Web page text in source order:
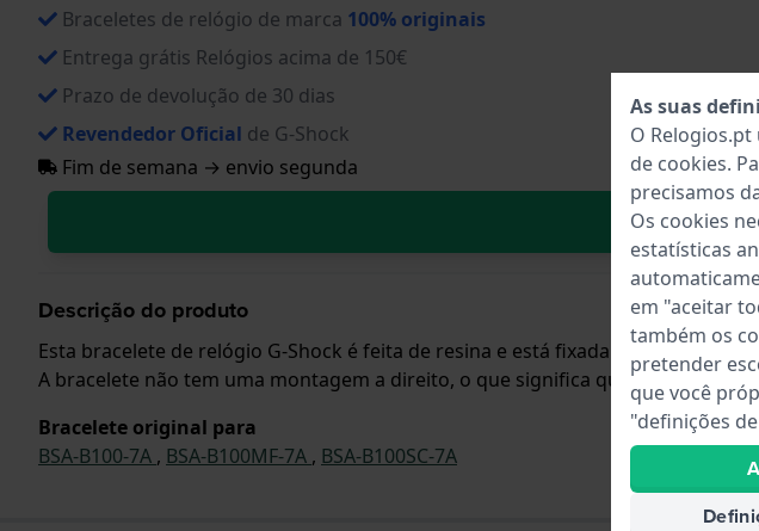
Braceletes de relógio de marca 100% originais
Entrega grátis Relógios acima de 150€
Prazo de devolução de 30 dias
Revendedor Oficial de G-Shock
Fim de semana → envio segunda
Descrição do produto
Esta bracelete de relógio G-Shock é feita de resina e está fixada ao relógio
A bracelete não tem uma montagem a direito, o que significa que esta
Bracelete original para
BSA-B100-7A , BSA-B100MF-7A , BSA-B100SC-7A
As suas
O
de cookies.
precisamos
Os cookies
estatísticas
em "aceitar
também os
pretender
que você
"definições